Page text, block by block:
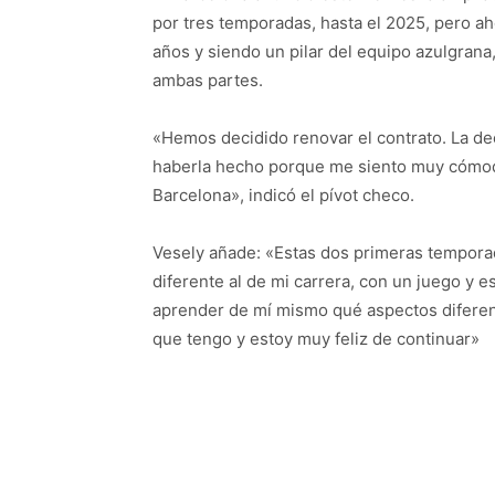
por tres temporadas, hasta el 2025, pero
años y siendo un pilar del equipo
ambas partes.
«Hemos decidido renovar el contrato. La
haberla hecho porque me siento muy
Barcelona», indicó el pívot checo.
Vesely añade: «Estas dos primeras
diferente al de mi carrera, con un juego y
aprender de mí mismo qué aspectos
que tengo y estoy muy feliz de continuar»